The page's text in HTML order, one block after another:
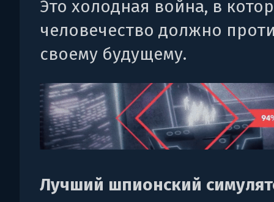
Это холодная война, в
человечество должно
своему будущему.
Лучший шпионский